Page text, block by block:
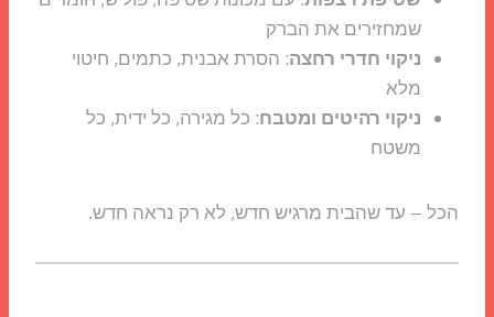
שמחזירים את הברק
ניקוי חדרי רחצה: הסרת אבנית, כתמים, חיטוי
מלא
ניקוי רהיטים ומטבח: כל מגירה, כל ידית, כל
משטח
הכל – עד שהבית מרגיש חדש, לא רק נראה חדש.